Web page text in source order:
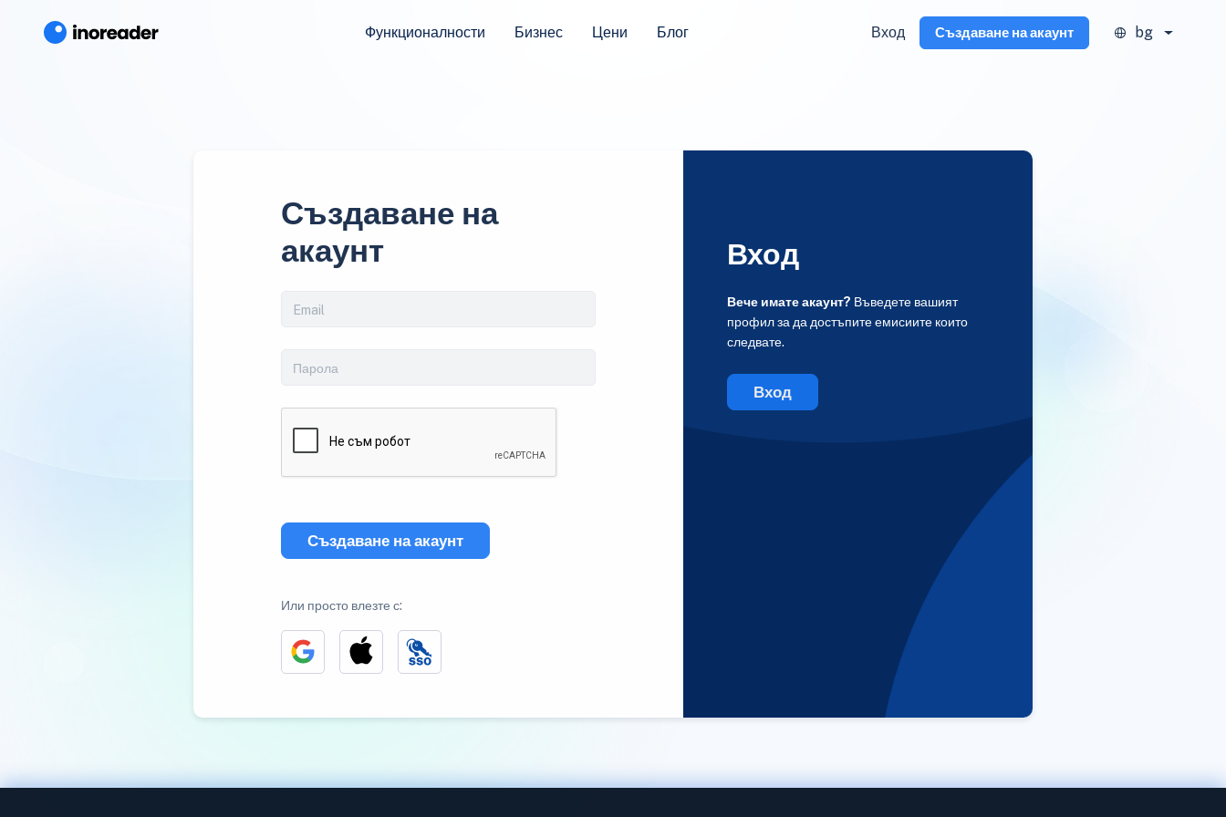
Функционалности Бизнес Цени Блог Вход Създаване на акаунт bg
Създаване на
акаунт
Създаване на акаунт
Или просто влезте с:
Вход
Вече имате акаунт? Въведете вашият
профил за да достъпите емисиите които
следвате.
Вход